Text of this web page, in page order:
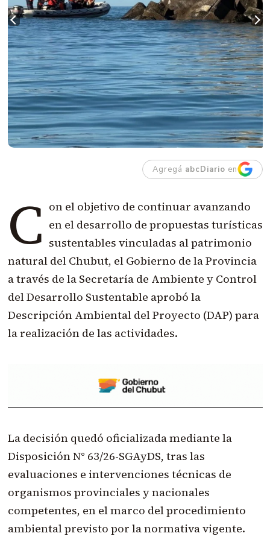
Agregá abcDiario en
C on el objetivo de continuar avanzando
en el desarrollo de propuestas turísticas
sustentables vinculadas al patrimonio
natural del Chubut, el Gobierno de la Provincia
a través de la Secretaría de Ambiente y Control
del Desarrollo Sustentable aprobó la
Descripción Ambiental del Proyecto (DAP) para
la realización de las actividades.
La decisión quedó oficializada mediante la
Disposición N° 63/26-SGAyDS, tras las
evaluaciones e intervenciones técnicas de
organismos provinciales y nacionales
competentes, en el marco del procedimiento
ambiental previsto por la normativa vigente.